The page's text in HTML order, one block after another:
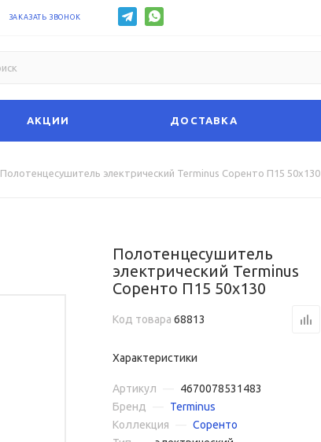
ЗАКАЗАТЬ ЗВОНОК
АКЦИИ ДОСТАВКА
Полотенцесушитель электрический Terminus Соренто П15 50х130
Полотенцесушитель
электрический Terminus
Соренто П15 50х130
Код товара 68813
Характеристики
Артикул
4670078531483
Бренд
Terminus
Коллекция
Соренто